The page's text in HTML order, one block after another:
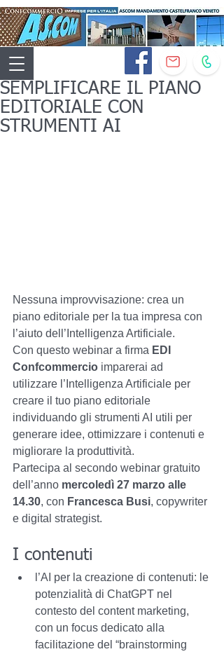
SEMPLIFICARE IL PIANO
EDITORIALE CON
STRUMENTI AI
Nessuna improvvisazione: crea un
piano editoriale per la tua impresa con
l’aiuto dell’Intelligenza Artificiale.
Con questo webinar a firma EDI
Confcommercio imparerai ad
utilizzare l’Intelligenza Artificiale per
creare il tuo piano editoriale
individuando gli strumenti AI utili per
generare idee, ottimizzare i contenuti e
migliorare la produttività.
Partecipa al secondo webinar gratuito
dell’anno mercoledì 27 marzo alle
14.30, con Francesca Busi, copywriter
e digital strategist.
I contenuti
l’AI per la creazione di contenuti: le
potenzialità di ChatGPT nel
contesto del content marketing,
con un focus dedicato alla
facilitazione del “brainstorming